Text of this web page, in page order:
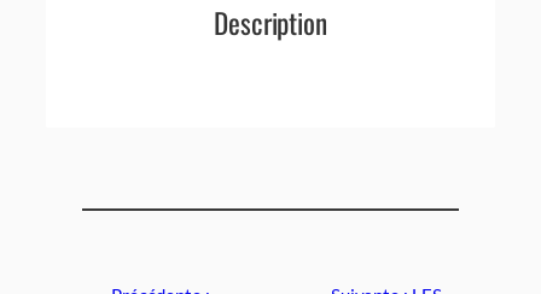
Description